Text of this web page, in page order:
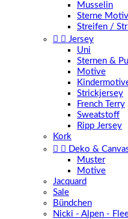
Musselin
Sterne Motiv
Streifen /
  Jersey
Uni
Sternen &
Motive
Strickjersey
French Terry
Sweatstoff
Ripp Jersey
Kork
  Deko &
Muster
Motive
Jacquard
Sale
Bündchen
Nicki - Alpen -